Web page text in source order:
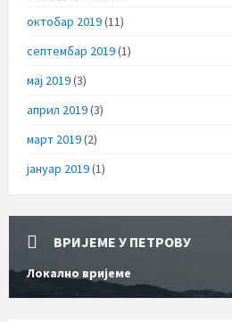
октобар 2019(11)
септембар 2019(1)
мај 2019(3)
април 2019(3)
март 2019(2)
јануар 2019(1)
ВРИЈЕМЕ У ПЕТРОВУ
Локално вријеме